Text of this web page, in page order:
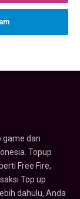
game dan
Topup
Free Fire,
Top up
dahulu, Anda